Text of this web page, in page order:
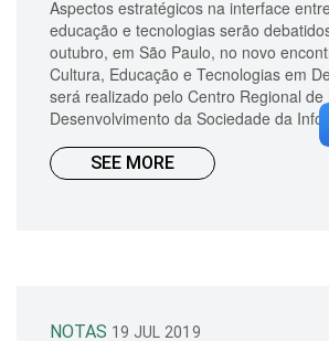
Aspectos estratégicos na interface
educação e tecnologias serão
outubro, em São Paulo, no novo
Cultura, Educação e Tecnologias em
será realizado pelo Centro Regional de
Desenvolvimento da Sociedade da
SEE MORE
NOTAS 19 JUL 2019